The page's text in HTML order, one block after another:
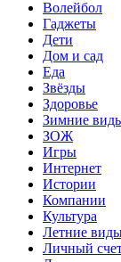
Волейбол
Гаджеты
Дети
Дом и сад
Еда
Звёзды
Здоровье
Зимние
ЗОЖ
Игры
Интернет
Истории
Компании
Культура
Летние
Личный